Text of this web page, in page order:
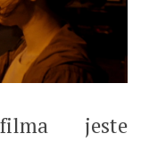
jeste